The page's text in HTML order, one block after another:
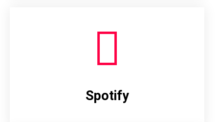
Spotify